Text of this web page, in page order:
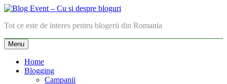
Skip
content
Blog Event – Cu si despre bloguri
Tot ce este de interes pentru blogerii din Romania
Menu
Home
Blogging
Campanii